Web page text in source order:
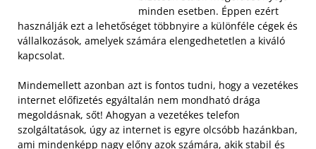
minden esetben. Éppen ezért
használják ezt a lehetőséget többnyire a különféle cégek és
vállalkozások, amelyek számára elengedhetetlen a kiváló
kapcsolat.
Mindemellett azonban azt is fontos tudni, hogy a vezetékes
internet előfizetés egyáltalán nem mondható drága
megoldásnak, sőt! Ahogyan a vezetékes telefon
szolgáltatások, úgy az internet is egyre olcsóbb hazánkban,
ami mindenképp nagy előny azok számára, akik stabil és